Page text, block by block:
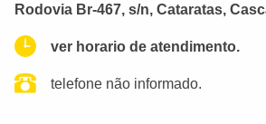
Rodovia Br-467, s/n, Cataratas,
ver horario de atendimento.
telefone não informado.